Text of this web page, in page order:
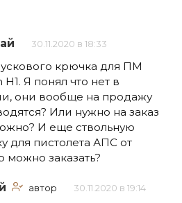
30.11.2020 в 18:33
крючка для ПМ
H1. Я понял что нет в
они вообще на продажу
Или нужно на заказ
И еще ствольную
для пистолета АПС от
можно заказать?
автор 30.11.2020 в 19:14